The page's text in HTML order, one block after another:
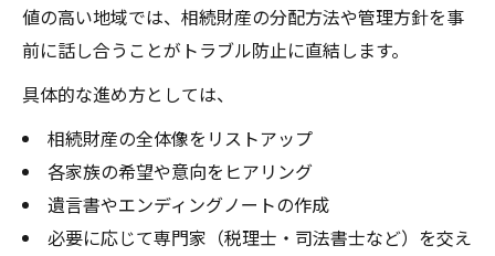
値の高い地域では、相続財産の分配方法や管理方針を事
前に話し合うことがトラブル防止に直結します。
具体的な進め方としては、
相続財産の全体像をリストアップ
各家族の希望や意向をヒアリング
遺言書やエンディングノートの作成
必要に応じて専門家（税理士・司法書士など）を交え